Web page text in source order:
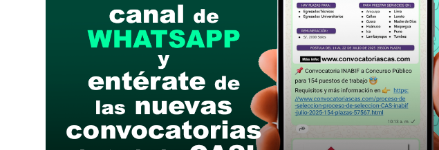
RESPONSABLE DE ESTUDIO DE MERCADO EN
Título profesional universitario o Bachiller en Contabilidad,
17/06/2026